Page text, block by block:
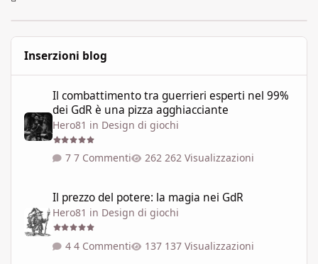
Inserzioni blog
Il combattimento tra guerrieri esperti nel 99%
dei GdR è una pizza agghiacciante
Hero81 in Design di giochi
7 Commenti 262 Visualizzazioni
Il prezzo del potere: la magia nei GdR
Hero81 in Design di giochi
4 Commenti 137 Visualizzazioni